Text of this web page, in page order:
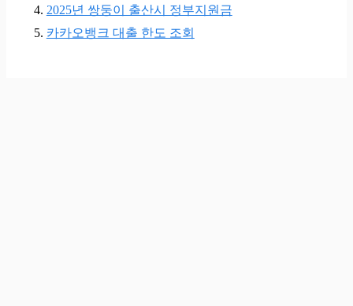
2025년 쌍둥이 출산시 정부지원금
카카오뱅크 대출 한도 조회